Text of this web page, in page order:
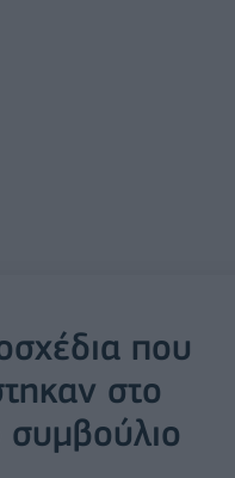
που
στο
συμβούλιο